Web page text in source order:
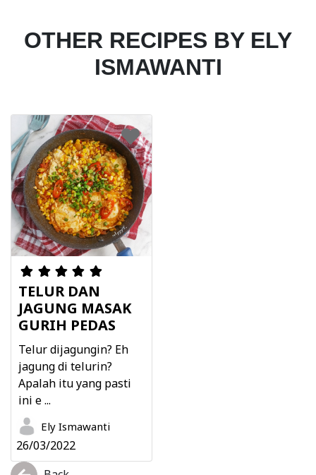
OTHER RECIPES BY ELY
ISMAWANTI
TELUR DAN
JAGUNG MASAK
GURIH PEDAS
Telur dijagungin? Eh
jagung di telurin?
Apalah itu yang pasti
ini e ...
Ely Ismawanti
26/03/2022